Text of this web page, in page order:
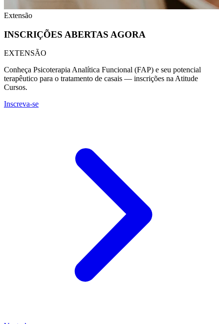
Extensão
INSCRIÇÕES ABERTAS AGORA
EXTENSÃO
Conheça Psicoterapia Analítica Funcional (FAP) e seu potencial
terapêutico para o tratamento de casais — inscrições na Atitude
Cursos.
Inscreva-se